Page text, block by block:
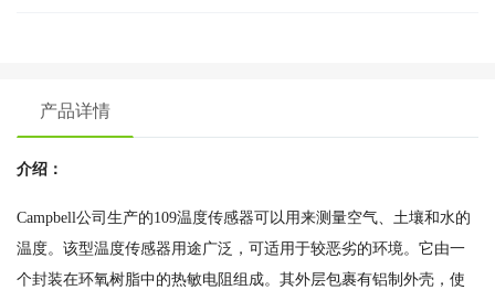
产品详情
介绍：
Campbell公司生产的109温度传感器可以用来测量空气、土壤和水的
温度。该型温度传感器用途广泛，可适用于较恶劣的环境。它由一
个封装在环氧树脂中的热敏电阻组成。其外层包裹有铝制外壳，使